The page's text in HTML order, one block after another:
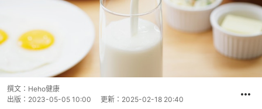
撰文： Heho健康
出版： 2023-05-05 10:00 更新： 2025-02-18 20:40